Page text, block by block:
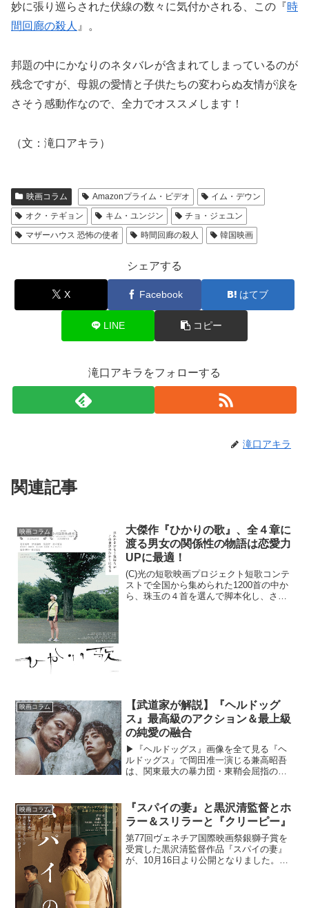
妙に張り巡らされた伏線の数々に気付かされる、この『時
間回廊の殺人 』。
邦題の中にかなりのネタバレが含まれてしまっているのが
残念ですが、母親の愛情と子供たちの変わらぬ友情が涙を
さそう感動作なので、全力でオススメします！
（文：滝口アキラ）
映画コラム Amazonプライム・ビデオ
イム・デウン
オク・テギョン
キム・ユンジン
チョ・ジェユン
マザーハウス 恐怖の使者
時間回廊の殺人 韓国映画
シェアする
X Facebook はてブ
LINE コピー
滝口アキラをフォローする
滝口アキラ
関連記事
映画コラム
大傑作『ひかりの歌』、全４章に
渡る男女の関係性の物語は恋愛力
UPに最適！
(C)光の短歌映画プロジェクト短歌コンテ
ストで全国から集められた1200首の中か
ら、珠玉の４首を選んで脚本化し、さら
映画コラム
【武道家が解説】『ヘルドッグ
ス』最高級のアクション＆最上級
の純愛の融合
▶︎『ヘルドッグス』画像を全て見る『ヘ
ルドッグス』で岡田准一演じる兼高昭吾
は、関東最大の暴力団・東鞘会屈指の武
は、警視庁が送り込んだ潜入捜査官だっ
た。筆者は元々、深町秋生...
映画コラム
『スパイの妻』と黒沢清監督とホ
ラー＆スリラーと『クリーピー』
第77回ヴェネチア国際映画祭銀獅子賞を
受賞した黒沢清監督作品『スパイの妻』
が、10月16日より公開となりました。太